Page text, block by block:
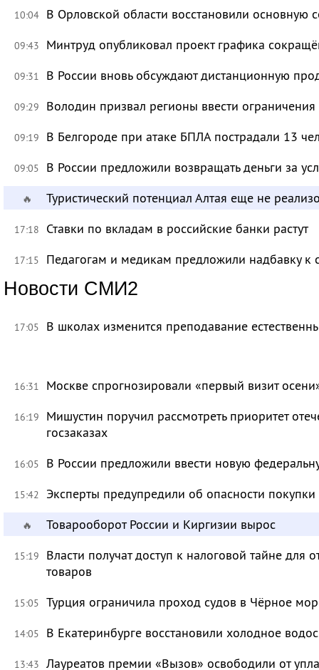
10:04 В Орловской области восстановили основную
09:43 Минтруд опубликовал проект графика
09:31 В России вновь обсуждают дистанционную
09:29 Володин призвал регионы ввести
09:19 В Белгороде при атаке БПЛА пострадали 13
09:05 В России предложили возвращать деньги за
🔥 Туристический потенциал Алтая еще не
17:18 Ставки по вкладам в российские банки растут
17:15 Педагогам и медикам предложили надбавку к
Новости СМИ2
17:05 В школах изменится преподавание
16:31 Москве спрогнозировали «первый визит
16:19
Мишустин поручил рассмотреть приоритет
госзаказах
16:05 В России предложили ввести новую
15:42 Эксперты предупредили об опасности
🔥 Товарооборот России и Киргизии вырос
15:19
Власти получат доступ к налоговой тайне для
товаров
15:05 Турция ограничила проход судов в Чёрное
14:05 В Екатеринбурге восстановили холодное
13:43 Лауреатов премии «Вызов» освободили от